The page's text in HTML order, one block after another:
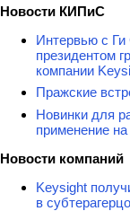
Новости КИПиС
Интервью с
президентом
компании
Пражские
Новинки для
применение
Новости компаний
Keysight
в